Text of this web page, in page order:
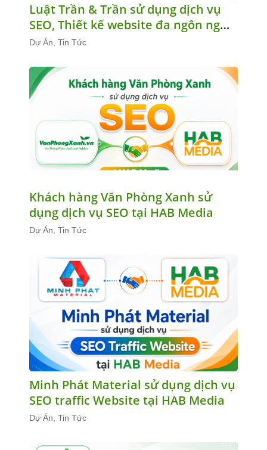
Luật Trần & Trần sử dụng dịch vụ
SEO, Thiết kế website đa ngôn ngữ
tại HAB Media
Dự Án, Tin Tức
Khách hàng Văn Phòng Xanh sử
dụng dịch vụ SEO tại HAB Media
Dự Án, Tin Tức
Minh Phát Material sử dụng dịch vụ
SEO traffic Website tại HAB Media
Dự Án, Tin Tức